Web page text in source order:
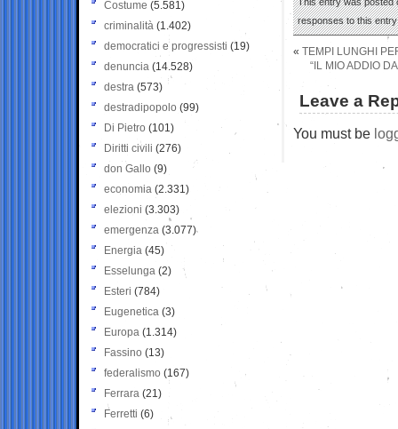
responses to this
« TEMPI LUNGHI
“IL MIO ADDIO
Leave a
You must be
Costume (5.581)
criminalità (1.402)
democratici e progressisti (19)
denuncia (14.528)
destra (573)
destradipopolo (99)
Di Pietro (101)
Diritti civili (276)
don Gallo (9)
economia (2.331)
elezioni (3.303)
emergenza (3.077)
Energia (45)
Esselunga (2)
Esteri (784)
Eugenetica (3)
Europa (1.314)
Fassino (13)
federalismo (167)
Ferrara (21)
Ferretti (6)